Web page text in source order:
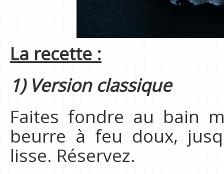
La recette :
1) Version classique
Faites fondre au bain
beurre à feu doux,
lisse. Réservez.